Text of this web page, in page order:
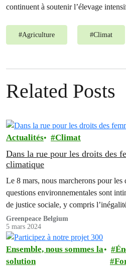
continuent à soutenir l’élevage
#Agriculture #Climat
Related Posts
Actualités Climat
Dans la rue pour les droits des
climatique
Le 8 mars, nous marcherons pour les
questions environnementales sont
de justice sociale, y compris
Greenpeace Belgium
5 mars 2024
Ensemble, nous sommes la
solution